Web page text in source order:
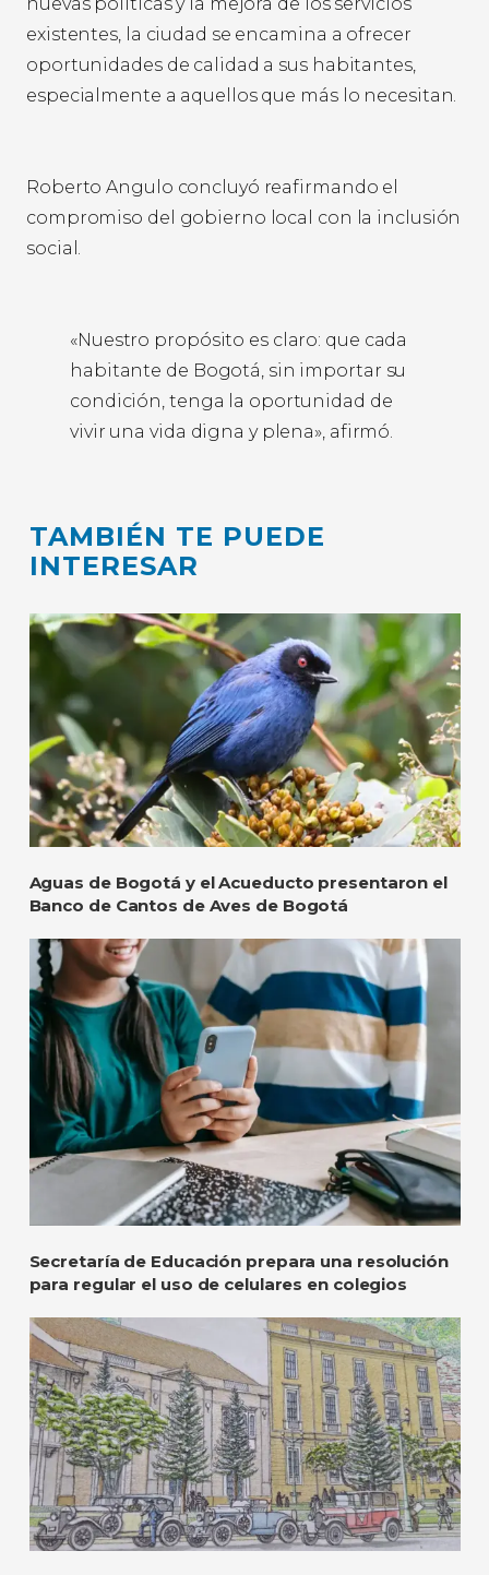
existentes, la ciudad se encamina a ofrecer
oportunidades de calidad a sus habitantes,
especialmente a aquellos que más lo necesitan.
Roberto Angulo concluyó reafirmando el
compromiso del gobierno local con la inclusión
social.
«Nuestro propósito es claro: que cada
habitante de Bogotá, sin importar su
condición, tenga la oportunidad de
vivir una vida digna y plena», afirmó.
TAMBIÉN TE PUEDE
INTERESAR
Aguas de Bogotá y el Acueducto presentaron el
Banco de Cantos de Aves de Bogotá
Secretaría de Educación prepara una resolución
para regular el uso de celulares en colegios